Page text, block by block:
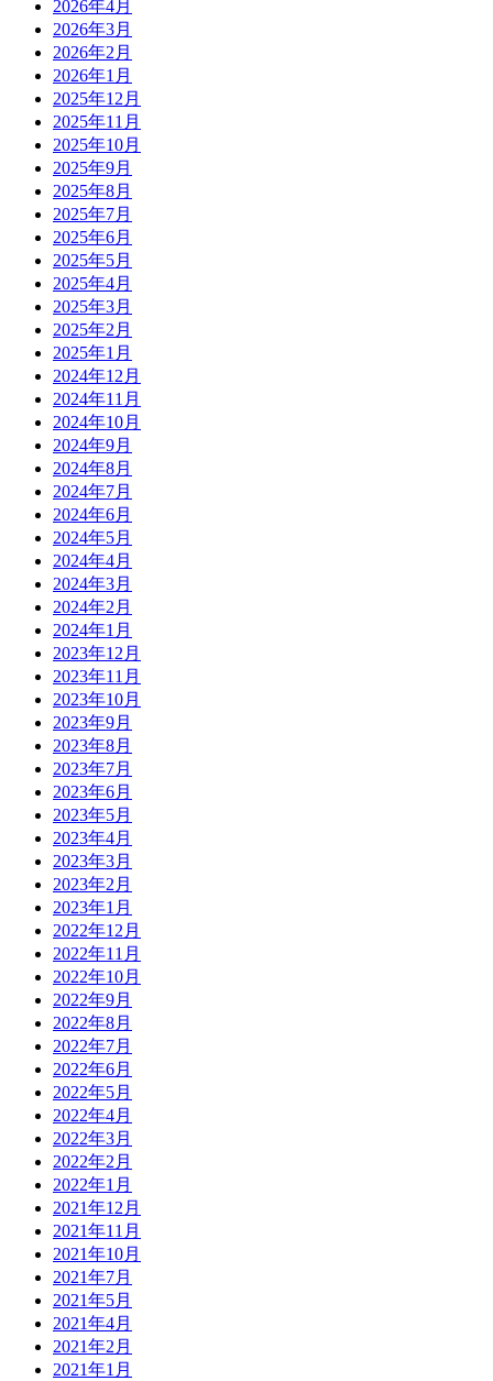
2026年4月
2026年3月
2026年2月
2026年1月
2025年12月
2025年11月
2025年10月
2025年9月
2025年8月
2025年7月
2025年6月
2025年5月
2025年4月
2025年3月
2025年2月
2025年1月
2024年12月
2024年11月
2024年10月
2024年9月
2024年8月
2024年7月
2024年6月
2024年5月
2024年4月
2024年3月
2024年2月
2024年1月
2023年12月
2023年11月
2023年10月
2023年9月
2023年8月
2023年7月
2023年6月
2023年5月
2023年4月
2023年3月
2023年2月
2023年1月
2022年12月
2022年11月
2022年10月
2022年9月
2022年8月
2022年7月
2022年6月
2022年5月
2022年4月
2022年3月
2022年2月
2022年1月
2021年12月
2021年11月
2021年10月
2021年7月
2021年5月
2021年4月
2021年2月
2021年1月